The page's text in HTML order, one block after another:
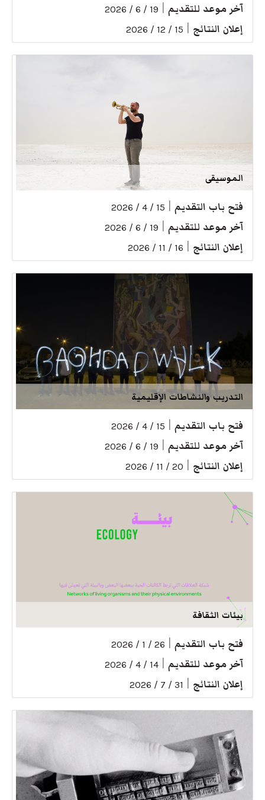
آخر موعد للتقديم 19 / 6 / 2026
إعلان النتائج 15 / 12 / 2026
الموسيقى
فتح باب التقديم 15 / 4 / 2026
آخر موعد للتقديم 19 / 6 / 2026
إعلان النتائج 16 / 11 / 2026
التدريب والنشاطات الإقليمية
فتح باب التقديم 15 / 4 / 2026
آخر موعد للتقديم 19 / 6 / 2026
إعلان النتائج 20 / 11 / 2026
بيئات الثقافة
فتح باب التقديم 26 / 1 / 2026
آخر موعد للتقديم 14 / 4 / 2026
إعلان النتائج 31 / 7 / 2026